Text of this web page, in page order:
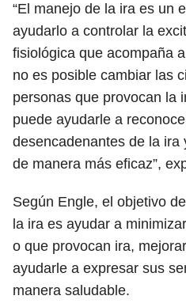
“El manejo de la ira es un
ayudarlo a controlar la
fisiológica que acompaña
no es posible cambiar las
personas que provocan la
puede ayudarle a
desencadenantes de la ira
de manera más eficaz”,
Según Engle, el objetivo
la ira es ayudar a
o que provocan ira,
ayudarle a expresar sus
manera saludable.